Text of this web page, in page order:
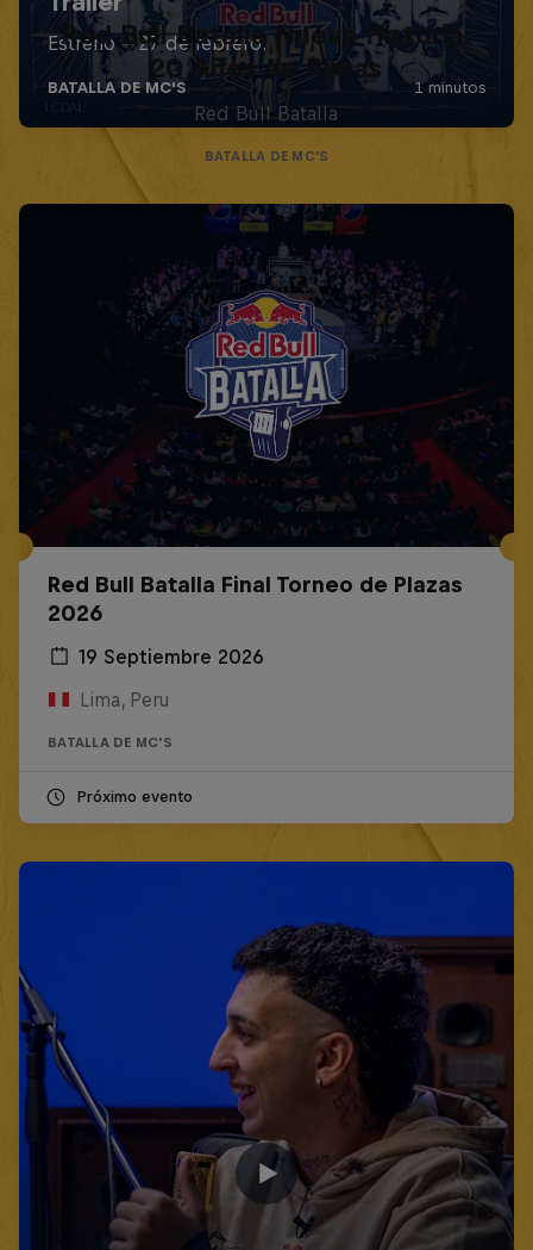
Red Bull Batalla Nueva Historia:
20 Años de Rimas
Red Bull Batalla
BATALLA DE MC'S
Red Bull Batalla Final Torneo de Plazas
2026
19 Septiembre 2026
Lima, Peru
BATALLA DE MC'S
Próximo evento